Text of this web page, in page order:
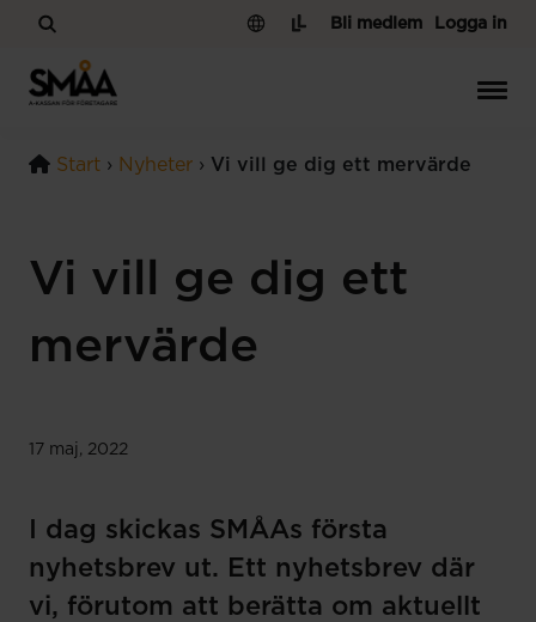
Hoppa till innehåll
Logga in
Bli medlem
Start › Nyheter › Vi vill ge dig ett mervärde
Vi vill ge dig ett
mervärde
17 maj, 2022
I dag skickas SMÅAs första
nyhetsbrev ut. Ett nyhetsbrev där
vi, förutom att berätta om aktuellt